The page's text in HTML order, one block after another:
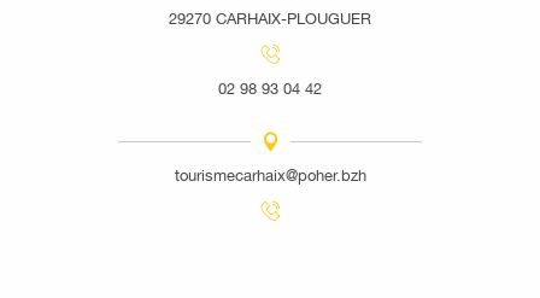
29270 CARHAIX-PLOUGUER
02 98 93 04 42
tourismecarhaix@poher.bzh